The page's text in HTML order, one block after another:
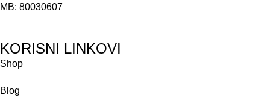
MB: 80030607
KORISNI LINKOVI
Shop
Blog